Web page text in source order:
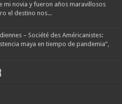
mi novia y fueron años maravillosos
el destino nos...
– Société des Américanistes:
maya en tiempo de pandemia”,